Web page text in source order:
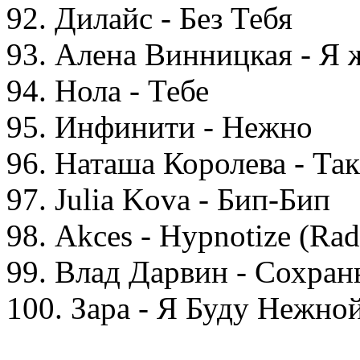
92. Дилайс - Без Тебя
93. Алена Винницкая - Я
94. Нола - Тебе
95. Инфинити - Нежно
96. Наташа Королева -
97. Julia Kova - Бип-Бип
98. Akces - Hypnotize
99. Влад Дарвин -
100. Зара - Я Буду